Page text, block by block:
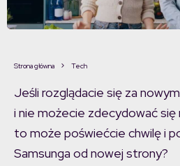
Strona główna Tech
Jeśli rozglądacie się za
i nie możecie zdecydować się
to może poświećcie chwilę i
Samsunga od nowej strony?